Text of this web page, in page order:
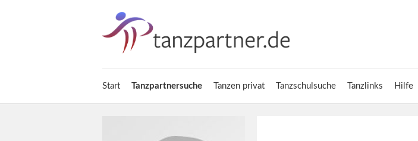
Start Tanzpartnersuche Tanzen privat Tanzschulsuche Tanzlinks Hilfe